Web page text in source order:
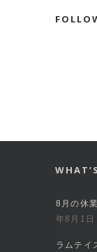
8月の休
年8月1日
ラムテイ